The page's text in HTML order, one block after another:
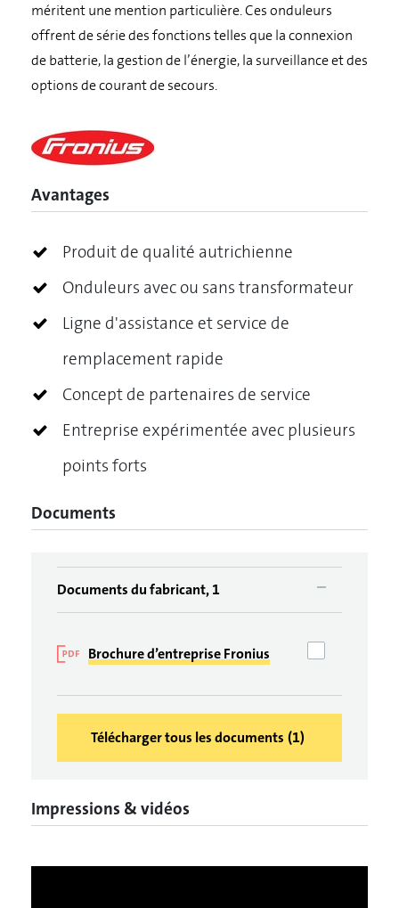
méritent une mention particulière. Ces onduleurs
offrent de série des fonctions telles que la connexion
de batterie, la gestion de l’énergie, la surveillance et des
options de courant de secours.
Avantages
Produit de qualité autrichienne
Onduleurs avec ou sans transformateur
Ligne d'assistance et service de
remplacement rapide
Concept de partenaires de service
Entreprise expérimentée avec plusieurs
points forts
Documents
Documents du fabricant, 1
Brochure d’entreprise Fronius
Télécharger tous les documents (1)
Impressions & vidéos